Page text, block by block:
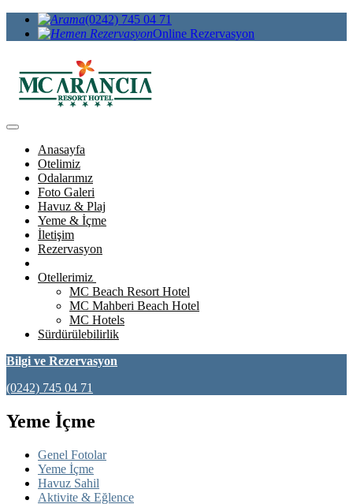
(0242) 745 04 71
Online Rezervasyon
Anasayfa
Otelimiz
Odalarımız
Foto Galeri
Havuz & Plaj
Yeme & İçme
İletişim
Rezervasyon
Otellerimiz
MC Beach Resort Hotel
MC Mahberi Beach Hotel
MC Hotels
Sürdürülebilirlik
Bilgi ve Rezervasyon
(0242) 745 04 71
Yeme İçme
Genel Fotolar
Yeme İçme
Havuz Sahil
Aktivite & Eğlence